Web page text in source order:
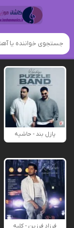
پازل بند - حاشیه
فرزاد فرزین - کلبه